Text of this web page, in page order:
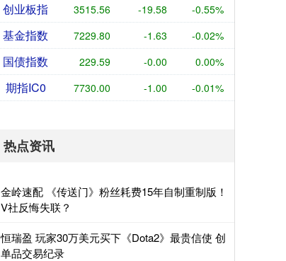
创业板指 3515.56 -19.58 -0.55%
基金指数 7229.80 -1.63 -0.02%
国债指数 229.59 -0.00 0.00%
期指IC0 7730.00 -1.00 -0.01%
热点资讯
金岭速配 《传送门》粉丝耗费15年自制重制版！
V社反悔失联？
恒瑞盈 玩家30万美元买下《Dota2》最贵信使 创
单品交易纪录